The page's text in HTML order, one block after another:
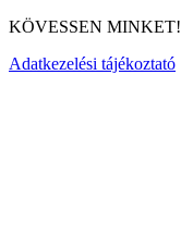
KÖVESSEN MINKET!
Adatkezelési tájékoztató